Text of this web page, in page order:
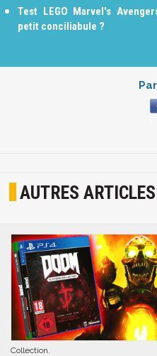
Test LEGO Marvel's
petit conciliabule ?
AUTRES ARTICLES
Collection.